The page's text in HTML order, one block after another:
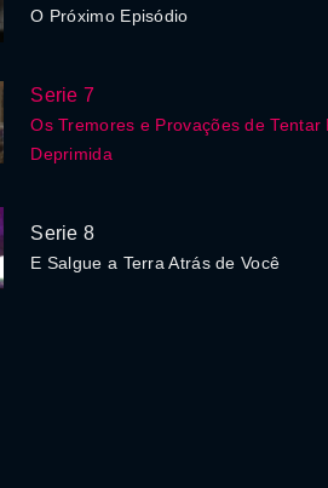
O Próximo Episódio
Serie 7
Os Tremores e Provações de Tentar
Deprimida
Serie 8
E Salgue a Terra Atrás de Você